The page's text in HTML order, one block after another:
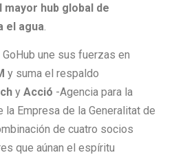
mayor hub global de
el agua
une sus fuerzas en
y suma el respaldo
y Acció -Agencia para la
Empresa de la Generalitat de
de cuatro socios
que aúnan el espíritu